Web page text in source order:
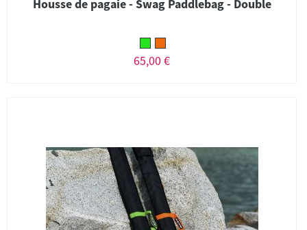
Housse de pagaie - Swag Paddlebag - Double
65,00 €